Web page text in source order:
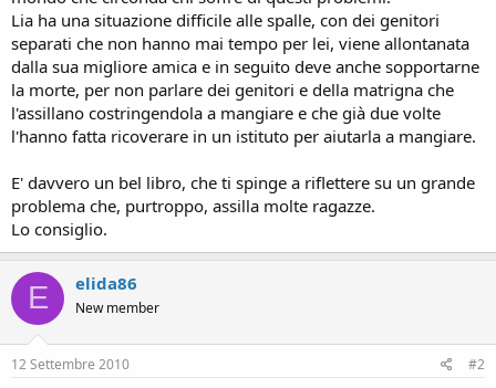
Lia ha una situazione difficile alle spalle, con dei genitori
separati che non hanno mai tempo per lei, viene allontanata
dalla sua migliore amica e in seguito deve anche sopportarne
la morte, per non parlare dei genitori e della matrigna che
l'assillano costringendola a mangiare e che già due volte
l'hanno fatta ricoverare in un istituto per aiutarla a mangiare.
E' davvero un bel libro, che ti spinge a riflettere su un grande
problema che, purtroppo, assilla molte ragazze.
Lo consiglio.
E elida86
New member
12 Settembre 2010 #2